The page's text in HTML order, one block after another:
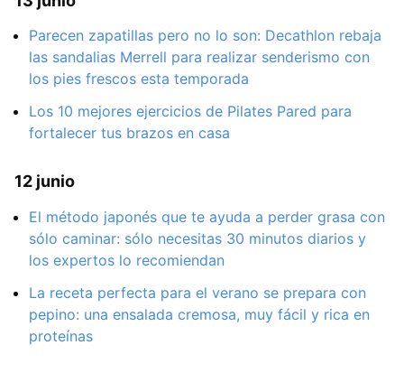
Parecen zapatillas pero no lo son: Decathlon rebaja
las sandalias Merrell para realizar senderismo con
los pies frescos esta temporada
Los 10 mejores ejercicios de Pilates Pared para
fortalecer tus brazos en casa
12 junio
El método japonés que te ayuda a perder grasa con
sólo caminar: sólo necesitas 30 minutos diarios y
los expertos lo recomiendan
La receta perfecta para el verano se prepara con
pepino: una ensalada cremosa, muy fácil y rica en
proteínas